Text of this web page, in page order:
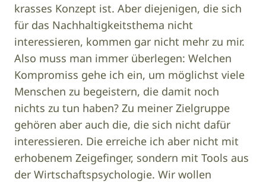
krasses Konzept ist. Aber diejenigen, die sich
für das Nachhaltigkeitsthema nicht
interessieren, kommen gar nicht mehr zu mir.
Also muss man immer überlegen: Welchen
Kompromiss gehe ich ein, um möglichst viele
Menschen zu begeistern, die damit noch
nichts zu tun haben? Zu meiner Zielgruppe
gehören aber auch die, die sich nicht dafür
interessieren. Die erreiche ich aber nicht mit
erhobenem Zeigefinger, sondern mit Tools aus
der Wirtschaftspsychologie. Wir wollen